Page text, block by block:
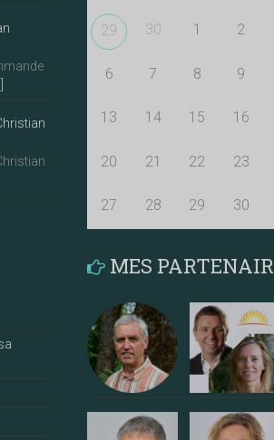
29 30 1 2
6 7 8 9
13 14 15 16
20 21 22 23
27 28 29 30
MES